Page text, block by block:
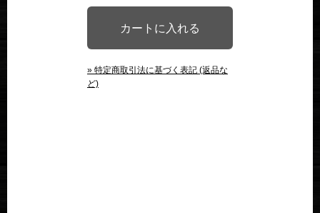
» 特定商取引法に基づく表記 (返品な
ど)